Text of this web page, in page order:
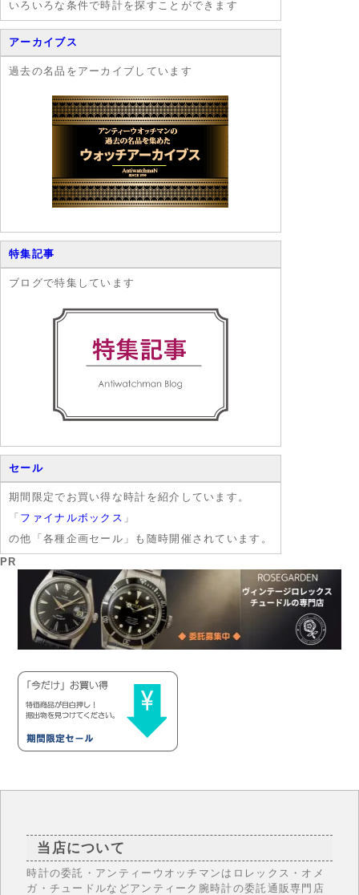
いろいろな条件で時計を探すことができます
アーカイブス
過去の名品をアーカイブしています
特集記事
ブログで特集しています
セール
期間限定でお買い得な時計を紹介しています。
「 ファイナルボックス 」
の他「各種企画セール」も随時開催されています。
PR
当店について
時計の委託・アンティーウオッチマンはロレックス・オメ
ガ・チュードルなどアンティーク腕時計の委託通販専門店